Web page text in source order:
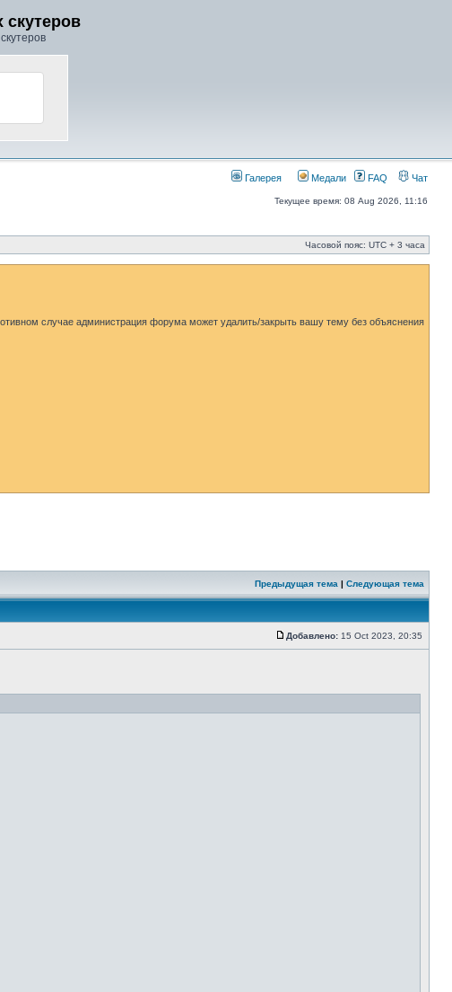
скутеров
Галерея Медали FAQ Чат
Текущее время: 08 Aug 2026, 11:16
Часовой пояс: UTC + 3 часа
случае администрация форума может удалить/закрыть вашу тему без объяснения
Предыдущая тема | Следующая тема
Добавлено: 15 Oct 2023, 20:35